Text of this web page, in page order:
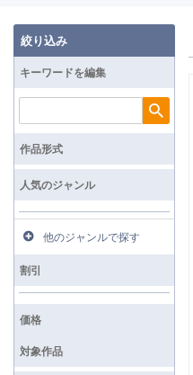
絞り込み
キーワードを編集
検索
作品形式
人気のジャンル
他のジャンルで探す
割引
価格
対象作品